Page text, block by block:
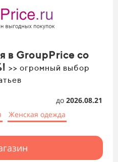
в GroupPrice со
>> огромный выбор
до 2026.08.21
Женская одежда